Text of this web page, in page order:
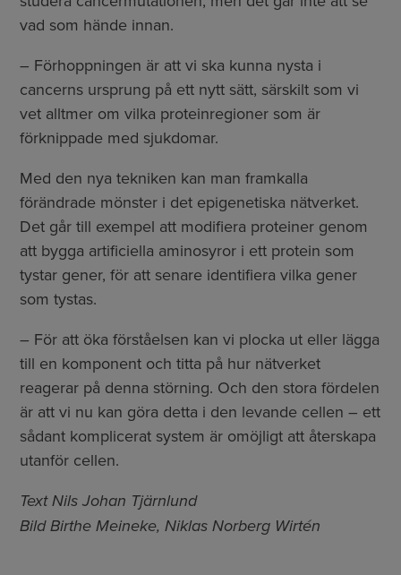
vad som hände innan.
– Förhoppningen är att vi ska kunna nysta i
cancerns ursprung på ett nytt sätt, särskilt som vi
vet alltmer om vilka proteinregioner som är
förknippade med sjukdomar.
Med den nya tekniken kan man framkalla
förändrade mönster i det epigenetiska nätverket.
Det går till exempel att modifiera proteiner genom
att bygga artificiella aminosyror i ett protein som
tystar gener, för att senare identifiera vilka gener
som tystas.
– För att öka förståelsen kan vi plocka ut eller lägga
till en komponent och titta på hur nätverket
reagerar på denna störning. Och den stora fördelen
är att vi nu kan göra detta i den levande cellen – ett
sådant komplicerat system är omöjligt att återskapa
utanför cellen.
Text Nils Johan Tjärnlund
Bild Birthe Meineke, Niklas Norberg Wirtén